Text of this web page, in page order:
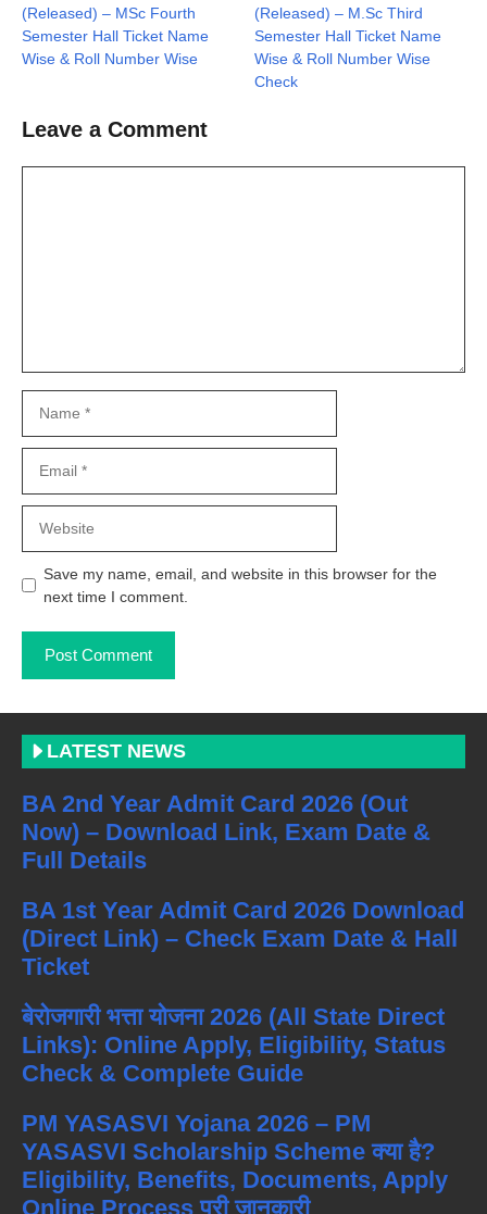
(Released) – MSc Fourth
Semester Hall Ticket Name
Wise & Roll Number Wise
(Released) – M.Sc Third
Semester Hall Ticket Name
Wise & Roll Number Wise
Check
Leave a Comment
Save my name, email, and website in this browser for the
next time I comment.
LATEST NEWS
BA 2nd Year Admit Card 2026 (Out
Now) – Download Link, Exam Date &
Full Details
BA 1st Year Admit Card 2026 Download
(Direct Link) – Check Exam Date & Hall
Ticket
बेरोजगारी भत्ता योजना 2026 (All State Direct
Links): Online Apply, Eligibility, Status
Check & Complete Guide
PM YASASVI Yojana 2026 – PM
YASASVI Scholarship Scheme क्या है?
Eligibility, Benefits, Documents, Apply
Online Process पूरी जानकारी